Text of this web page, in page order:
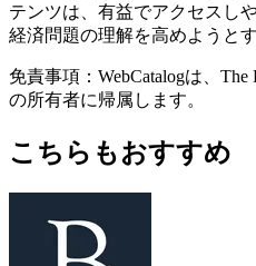
テンツは、有益でアクセスし
経済問題の理解を高めようと
免責事項：WebCatalogは、
の所有者に帰属します。
こちらもおすすめ